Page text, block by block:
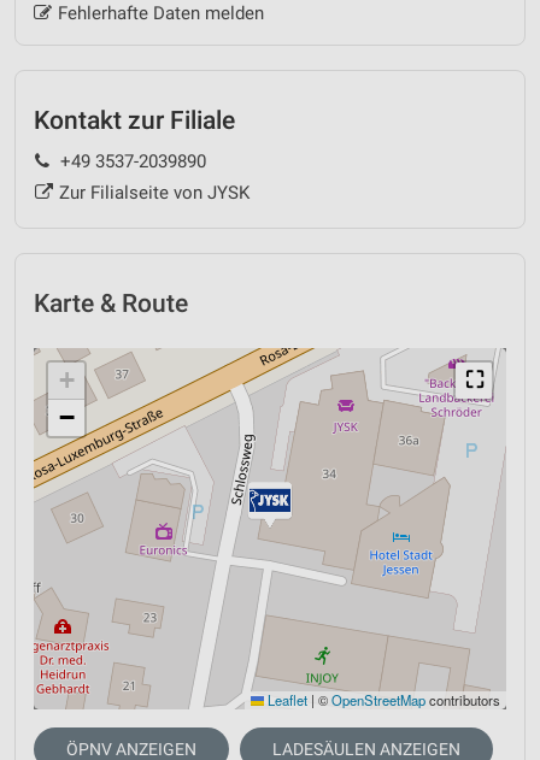
Fehlerhafte Daten melden
Kontakt zur Filiale
+49 3537-2039890
Zur Filialseite von JYSK
Karte & Route
⛶
+
−
Leaflet | ©OpenStreetMapcontributors
ÖPNV ANZEIGEN LADESÄULEN ANZEIGEN